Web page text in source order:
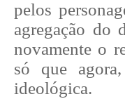
pelos
agregação do
novamente o
só que
ideológica.